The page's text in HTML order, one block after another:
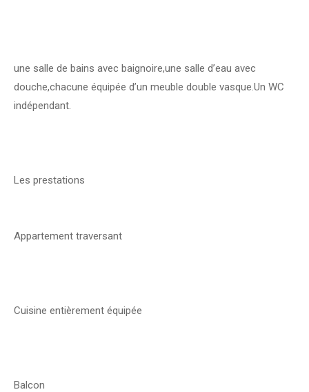
une salle de bains avec baignoire,une salle d’eau avec
douche,chacune équipée d’un meuble double vasque.Un WC
indépendant.
Les prestations
Appartement traversant
Cuisine entièrement équipée
Balcon